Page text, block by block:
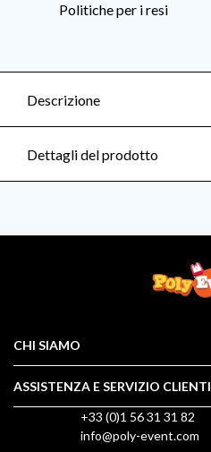
Politiche per i resi
Descrizione
Dettagli del prodotto
CHI SIAMO
ASSISTENZA E SERVIZIO CLIENTI
+33 (0)1 56 31 31 82
info@poly-event.com